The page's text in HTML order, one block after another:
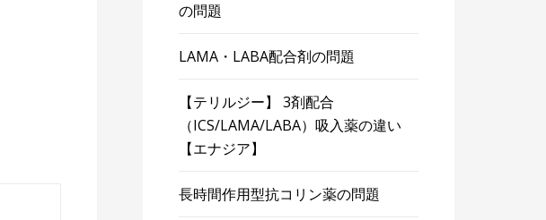
の問題
LAMA・LABA配合剤の問題
【テリルジー】 3剤配合
（ICS/LAMA/LABA）吸入薬の違い
【エナジア】
長時間作用型抗コリン薬の問題